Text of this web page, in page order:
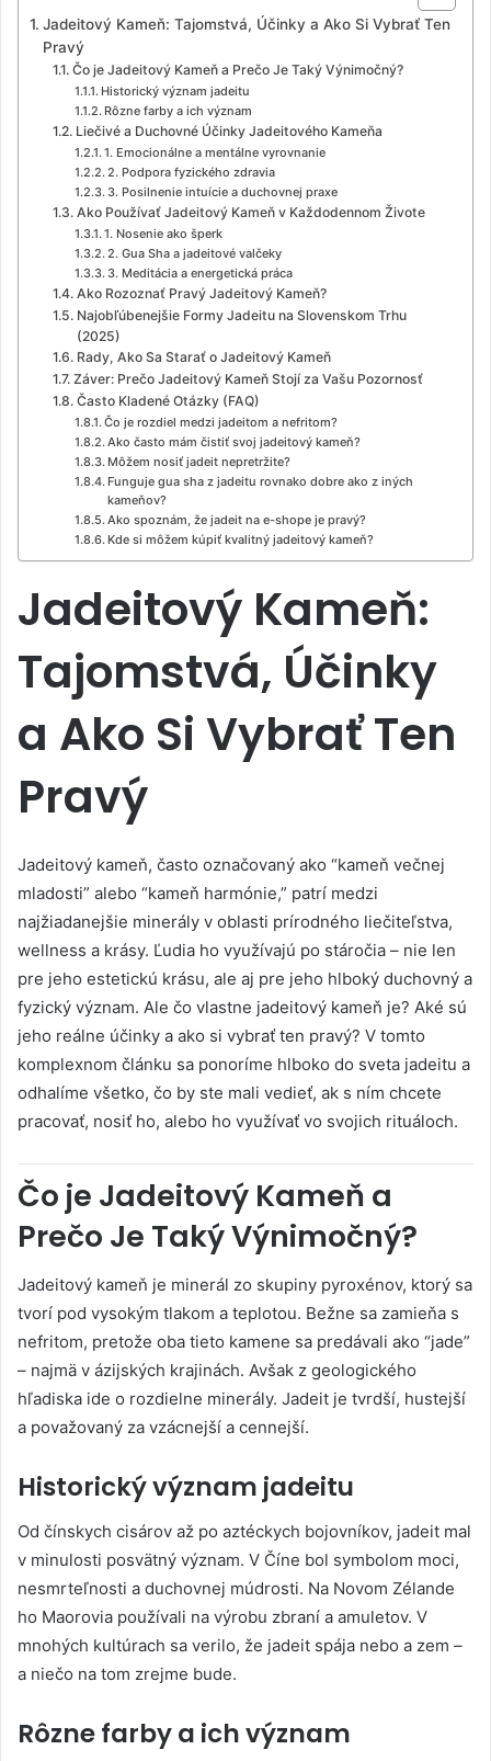
Jadeitový Kameň: Tajomstvá, Účinky a Ako Si Vybrať Ten
Pravý
Čo je Jadeitový Kameň a Prečo Je Taký Výnimočný?
Historický význam jadeitu
Rôzne farby a ich význam
Liečivé a Duchovné Účinky Jadeitového Kameňa
1. Emocionálne a mentálne vyrovnanie
2. Podpora fyzického zdravia
3. Posilnenie intuície a duchovnej praxe
Ako Používať Jadeitový Kameň v Každodennom Živote
1. Nosenie ako šperk
2. Gua Sha a jadeitové valčeky
3. Meditácia a energetická práca
Ako Rozoznať Pravý Jadeitový Kameň?
Najobľúbenejšie Formy Jadeitu na Slovenskom Trhu
(2025)
Rady, Ako Sa Starať o Jadeitový Kameň
Záver: Prečo Jadeitový Kameň Stojí za Vašu Pozornosť
Často Kladené Otázky (FAQ)
Čo je rozdiel medzi jadeitom a nefritom?
Ako často mám čistiť svoj jadeitový kameň?
Môžem nosiť jadeit nepretržite?
Funguje gua sha z jadeitu rovnako dobre ako z iných
kameňov?
Ako spoznám, že jadeit na e-shope je pravý?
Kde si môžem kúpiť kvalitný jadeitový kameň?
Jadeitový Kameň:
Tajomstvá, Účinky
a Ako Si Vybrať Ten
Pravý
Jadeitový kameň, často označovaný ako “kameň večnej
mladosti” alebo “kameň harmónie,” patrí medzi
najžiadanejšie minerály v oblasti prírodného liečiteľstva,
wellness a krásy. Ľudia ho využívajú po stáročia – nie len
pre jeho estetickú krásu, ale aj pre jeho hlboký duchovný a
fyzický význam. Ale čo vlastne jadeitový kameň je? Aké sú
jeho reálne účinky a ako si vybrať ten pravý? V tomto
komplexnom článku sa ponoríme hlboko do sveta jadeitu a
odhalíme všetko, čo by ste mali vedieť, ak s ním chcete
pracovať, nosiť ho, alebo ho využívať vo svojich rituáloch.
Čo je Jadeitový Kameň a
Prečo Je Taký Výnimočný?
Jadeitový kameň je minerál zo skupiny pyroxénov, ktorý sa
tvorí pod vysokým tlakom a teplotou. Bežne sa zamieňa s
nefritom, pretože oba tieto kamene sa predávali ako “jade”
– najmä v ázijských krajinách. Avšak z geologického
hľadiska ide o rozdielne minerály. Jadeit je tvrdší, hustejší
a považovaný za vzácnejší a cennejší.
Historický význam jadeitu
Od čínskych cisárov až po aztéckych bojovníkov, jadeit mal
v minulosti posvätný význam. V Číne bol symbolom moci,
nesmrteľnosti a duchovnej múdrosti. Na Novom Zélande
ho Maorovia používali na výrobu zbraní a amuletov. V
mnohých kultúrach sa verilo, že jadeit spája nebo a zem –
a niečo na tom zrejme bude.
Rôzne farby a ich význam